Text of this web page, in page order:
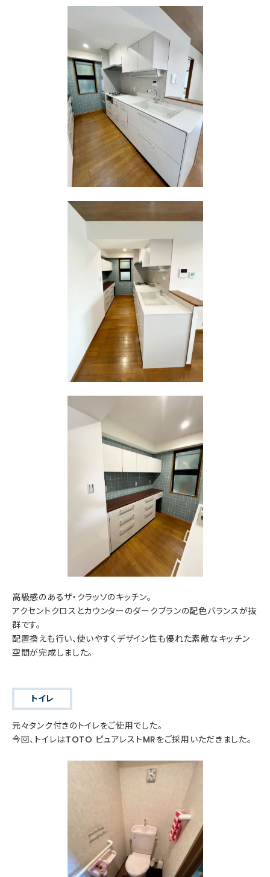
高級感のあるザ・クラッソのキッチン。
アクセントクロスとカウンターのダークブランの配色バランスが抜
群です。
配置換えも行い、使いやすくデザイン性も優れた素敵なキッチン
空間が完成しました。
トイレ
元々タンク付きのトイレをご使用でした。
今回、トイレはTOTO ピュアレストMRをご採用いただきました。